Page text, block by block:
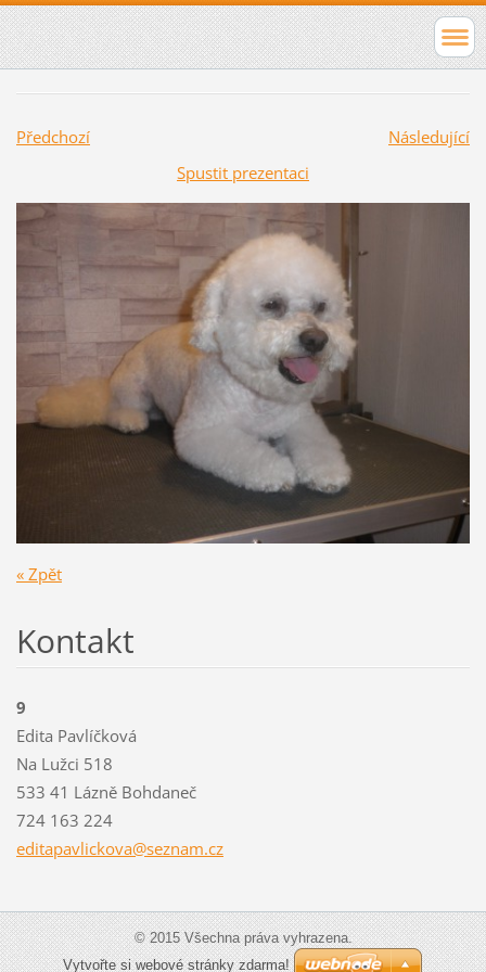
Předchozí
Následující
Spustit prezentaci
« Zpět
Kontakt
9
Edita Pavlíčková
Na Lužci 518
533 41 Lázně Bohdaneč
724 163 224
editapavlickova@seznam.cz
© 2015 Všechna práva vyhrazena.
Vytvořte si webové stránky zdarma!